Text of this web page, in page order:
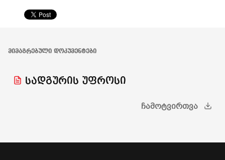
ᲛᲘᲛᲐᲒᲠᲔᲑᲣᲚᲘ ᲓᲝᲙᲣᲛᲔᲜᲢᲔᲑᲘ
სადგურის უფროსი
ᲩᲐᲛᲝᲢᲕᲘᲠᲗᲕᲐ